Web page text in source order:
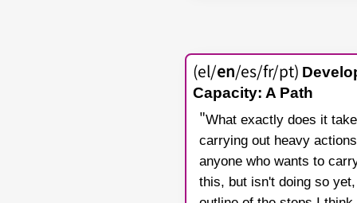
(el/en/es/fr/pt)
Capacity: A Path
"What exactly does it
carrying out heavy
anyone who wants to
this, but isn't doing so